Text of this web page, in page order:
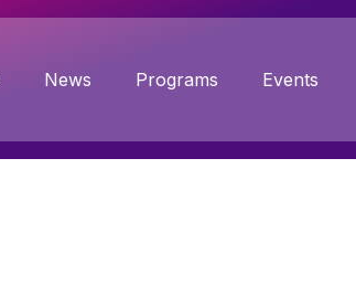
News Programs Events